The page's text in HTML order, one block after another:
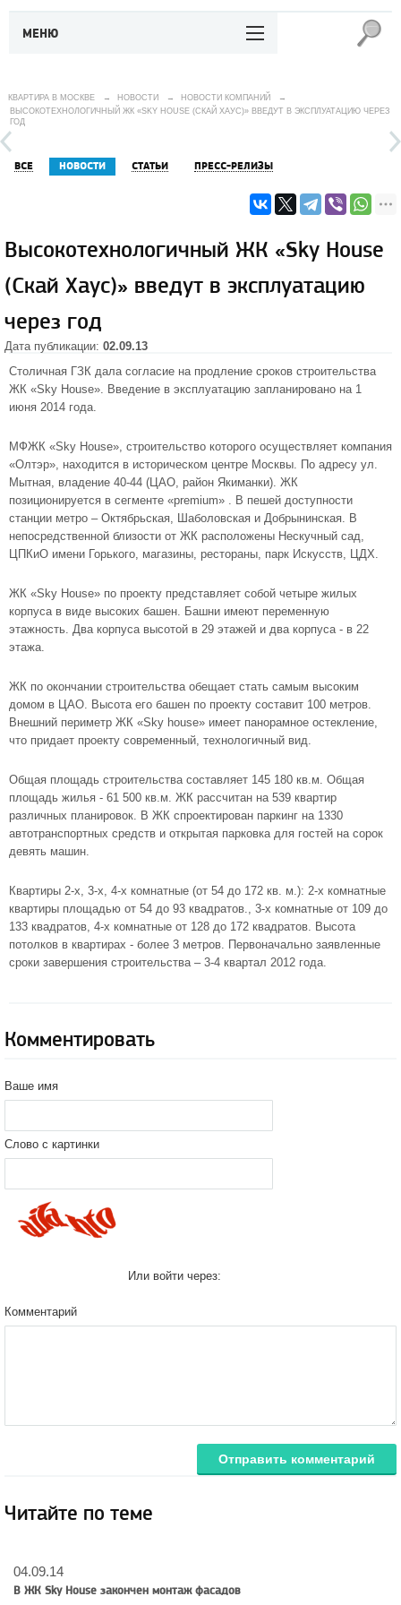
МЕНЮ
КВАРТИРА В МОСКВЕ → НОВОСТИ → НОВОСТИ КОМПАНИЙ
→
ВЫСОКОТЕХНОЛОГИЧНЫЙ ЖК «SKY HOUSE (СКАЙ ХАУС)» ВВЕДУТ В ЭКСПЛУАТАЦИЮ ЧЕРЕЗ
ГОД
ВСЕ НОВОСТИ СТАТЬИ ПРЕСС-РЕЛИЗЫ
Высокотехнологичный ЖК «Sky House
(Скай Хаус)» введут в эксплуатацию
через год
Дата публикации: 02.09.13
Столичная ГЗК дала согласие на продление сроков строительства
ЖК «Sky House». Введение в эксплуатацию запланировано на 1
июня 2014 года.
МФЖК «Sky House», строительство которого осуществляет компания
«Олтэр», находится в историческом центре Москвы. По адресу ул.
Мытная, владение 40-44 (ЦАО, район Якиманки). ЖК
позиционируется в сегменте «premium» . В пешей доступности
станции метро – Октябрьская, Шаболовская и Добрынинская. В
непосредственной близости от ЖК расположены Нескучный сад,
ЦПКиО имени Горького, магазины, рестораны, парк Искусств, ЦДХ.
ЖК «Sky House» по проекту представляет собой четыре жилых
корпуса в виде высоких башен. Башни имеют переменную
этажность. Два корпуса высотой в 29 этажей и два корпуса - в 22
этажа.
ЖК по окончании строительства обещает стать самым высоким
домом в ЦАО. Высота его башен по проекту составит 100 метров.
Внешний периметр ЖК «Sky house» имеет панорамное остекление,
что придает проекту современный, технологичный вид.
Общая площадь строительства составляет 145 180 кв.м. Общая
площадь жилья - 61 500 кв.м. ЖК рассчитан на 539 квартир
различных планировок. В ЖК спроектирован паркинг на 1330
автотранспортных средств и открытая парковка для гостей на сорок
девять машин.
Квартиры 2-х, 3-х, 4-х комнатные (от 54 до 172 кв. м.): 2-х комнатные
квартиры площадью от 54 до 93 квадратов., 3-х комнатные от 109 до
133 квадратов, 4-х комнатные от 128 до 172 квадратов. Высота
потолков в квартирах - более 3 метров. Первоначально заявленные
сроки завершения строительства – 3-4 квартал 2012 года.
Комментировать
Ваше имя
Слово с картинки
Или войти через:
Комментарий
Отправить комментарий
Читайте по теме
04.09.14
В ЖК Sky House закончен монтаж фасадов